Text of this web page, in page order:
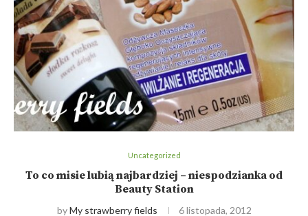
Uncategorized
To co misie lubią najbardziej – niespodzianka od
Beauty Station
byMy strawberry fields 6 listopada, 2012